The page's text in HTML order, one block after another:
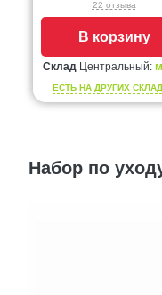
22 отзыва
В корзину
СкладЦентральный:
ЕСТЬ НА ДРУГИХ
Набор по